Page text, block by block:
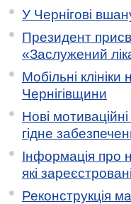
У Чернігові
Президент
«Заслужений
Мобільні
Чернігівщини
Нові
гідне
Інформація про
які
Реконструкція